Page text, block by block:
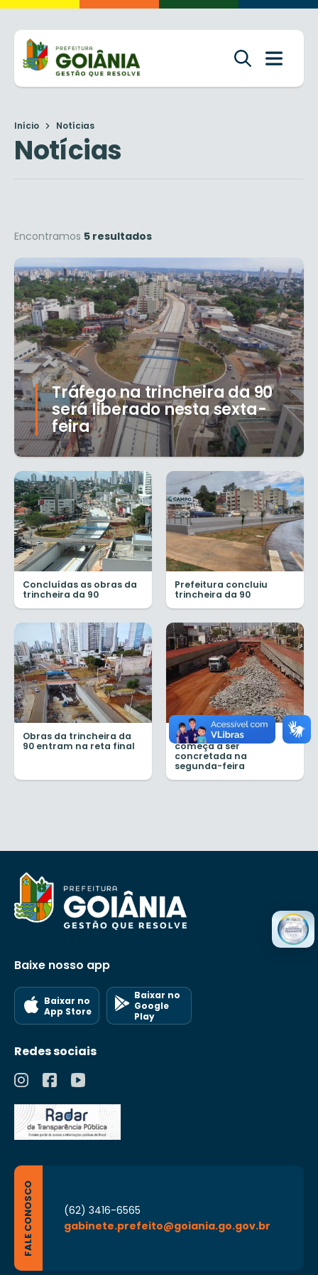
Início Notícias
Notícias
Encontramos 5 resultados
Tráfego na trincheira da 90
será liberado nesta sexta-
feira
Concluídas as obras da
trincheira da 90
Prefeitura concluiu
trincheira da 90
Obras da trincheira da
90 entram na reta final
Trincheira da Rua 90
começa a ser
concretada na
segunda-feira
Baixe nosso app
Baixar no
App Store
Baixar no
Google
Play
Redes sociais
FALE CONOSCO
(62) 3416-6565
gabinete.prefeito@goiania.go.gov.br